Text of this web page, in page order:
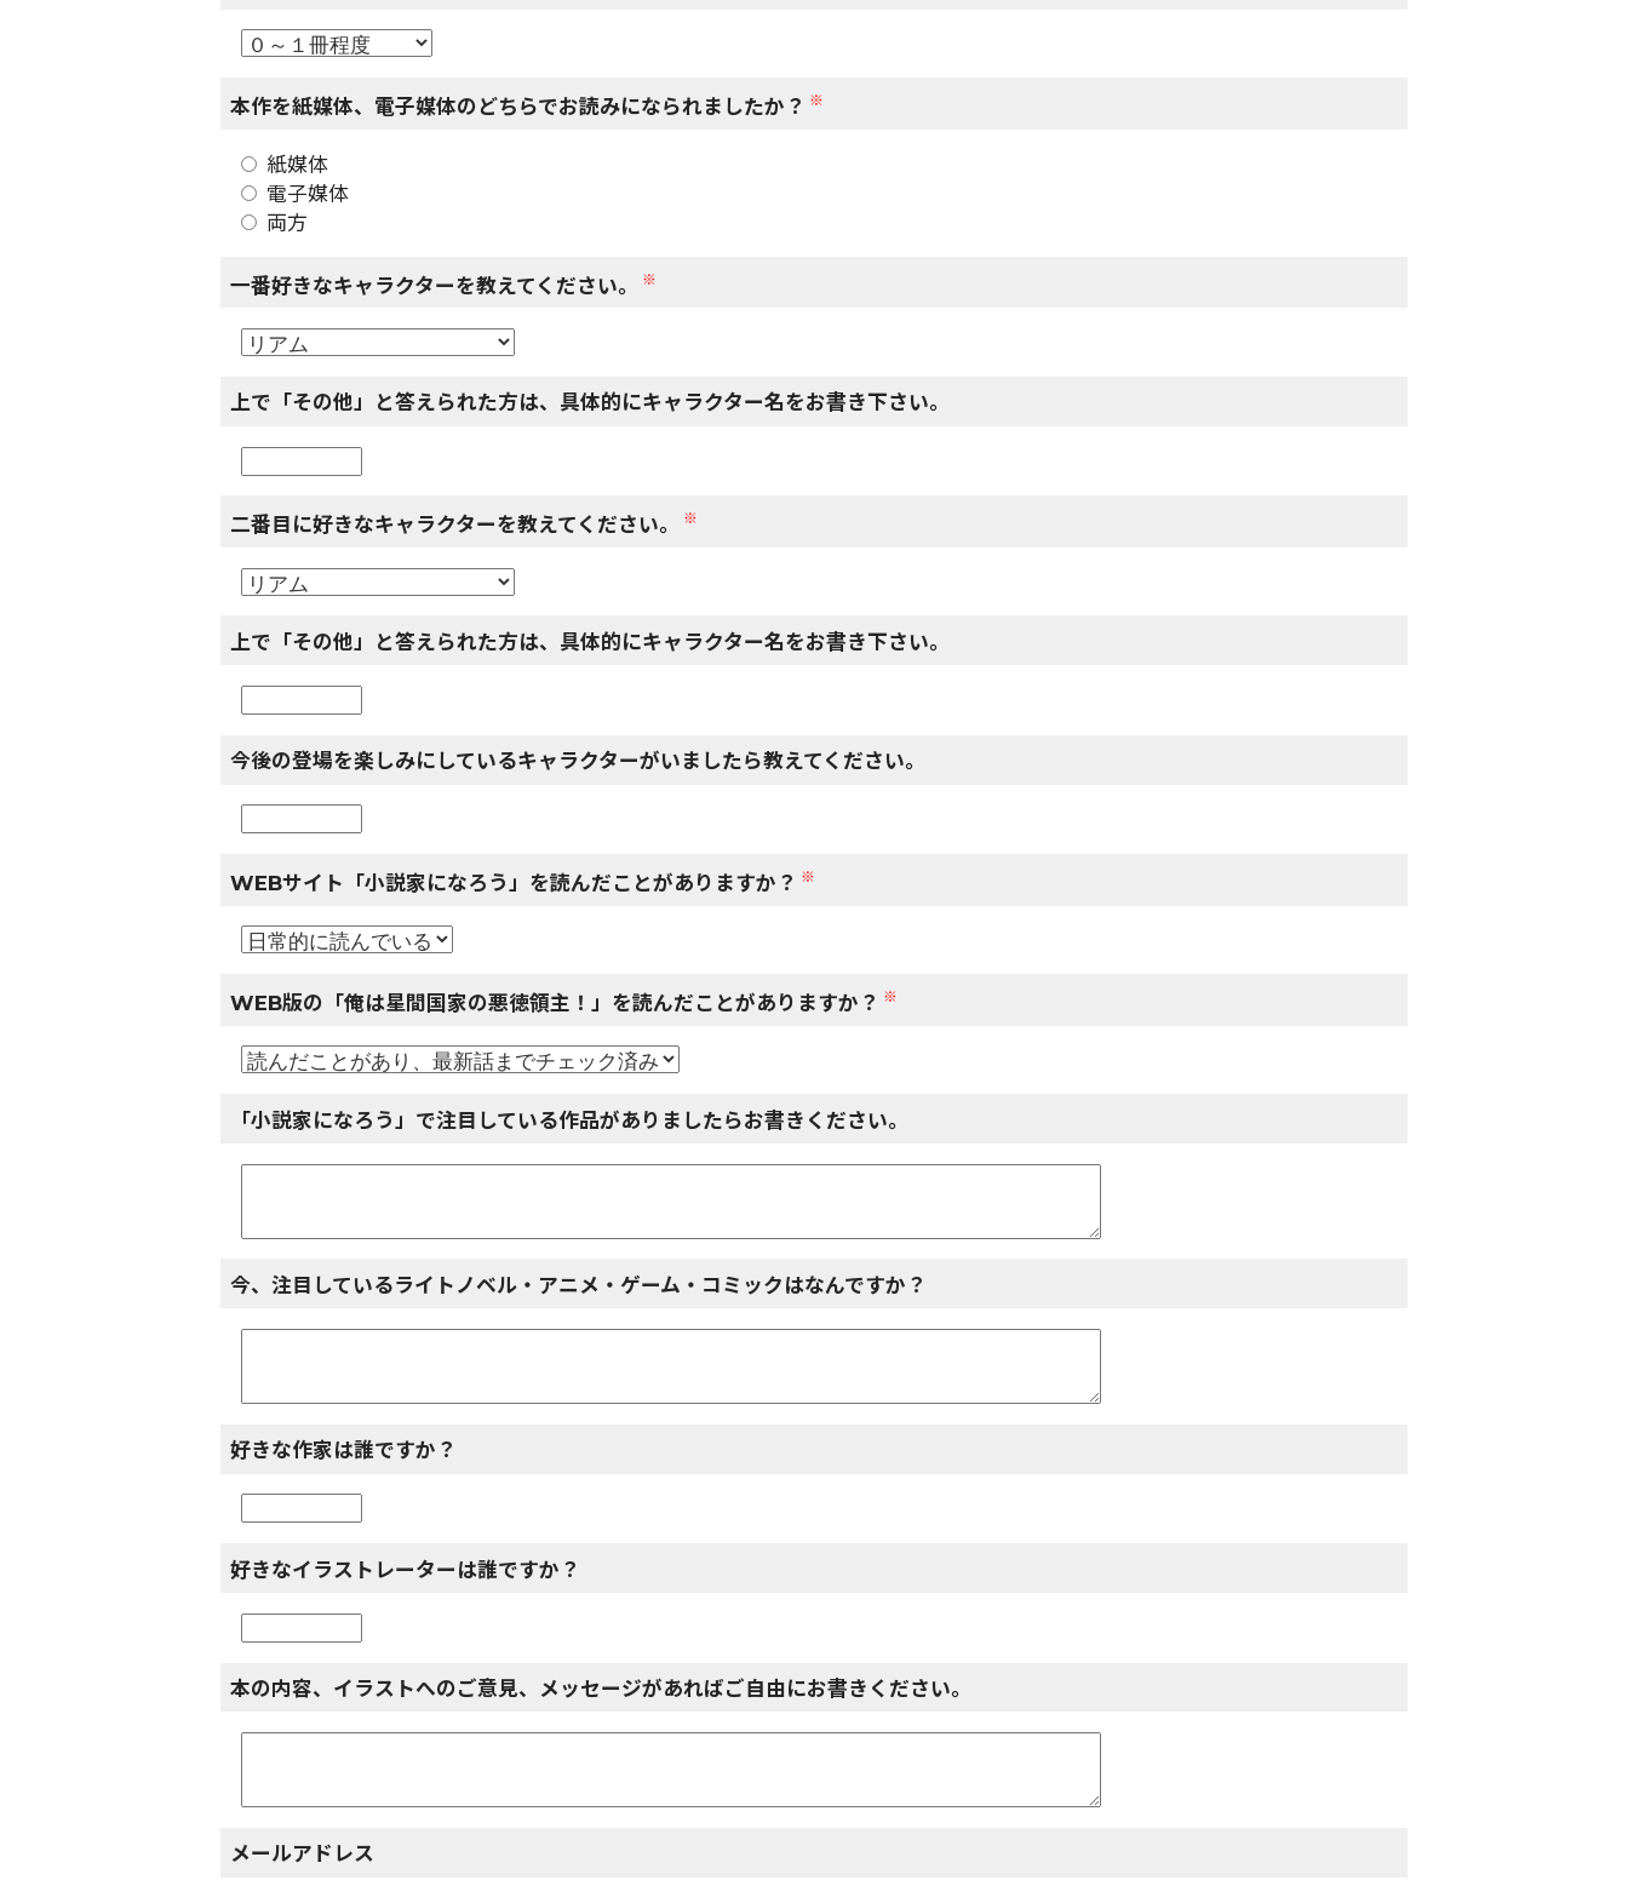
本作を紙媒体、電子媒体のどちらでお読みになられましたか？ ※
紙媒体
電子媒体
両方
一番好きなキャラクターを教えてください。 ※
上で「その他」と答えられた方は、具体的にキャラクター名をお書き下さい。
二番目に好きなキャラクターを教えてください。 ※
上で「その他」と答えられた方は、具体的にキャラクター名をお書き下さい。
今後の登場を楽しみにしているキャラクターがいましたら教えてください。
WEBサイト「小説家になろう」を読んだことがありますか？ ※
WEB版の「俺は星間国家の悪徳領主！」を読んだことがありますか？ ※
「小説家になろう」で注目している作品がありましたらお書きください。
今、注目しているライトノベル・アニメ・ゲーム・コミックはなんですか？
好きな作家は誰ですか？
好きなイラストレーターは誰ですか？
本の内容、イラストへのご意見、メッセージがあればご自由にお書きください。
メールアドレス